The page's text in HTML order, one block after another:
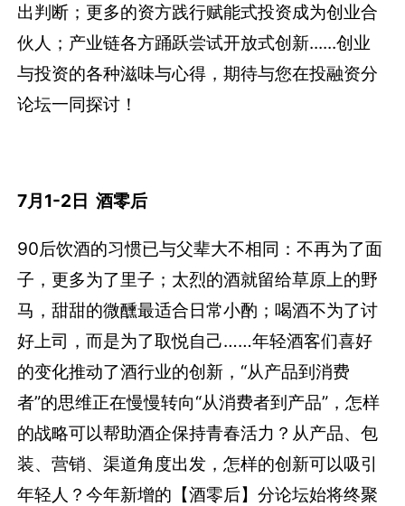
出判断；更多的资方践行赋能式投资成为创业合
伙人；产业链各方踊跃尝试开放式创新......创业
与投资的各种滋味与心得，期待与您在投融资分
论坛一同探讨！
7月1-2日 酒零后
90后饮酒的习惯已与父辈大不相同：不再为了面
子，更多为了里子；太烈的酒就留给草原上的野
马，甜甜的微醺最适合日常小酌；喝酒不为了讨
好上司，而是为了取悦自己……年轻酒客们喜好
的变化推动了酒行业的创新，“从产品到消费
者”的思维正在慢慢转向“从消费者到产品”，怎样
的战略可以帮助酒企保持青春活力？从产品、包
装、营销、渠道角度出发，怎样的创新可以吸引
年轻人？今年新增的【酒零后】分论坛始将终聚